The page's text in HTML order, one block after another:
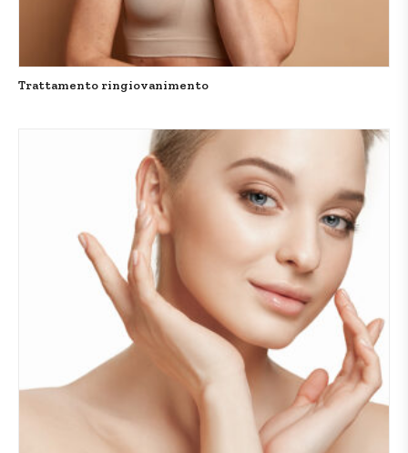
Trattamento ringiovanimento